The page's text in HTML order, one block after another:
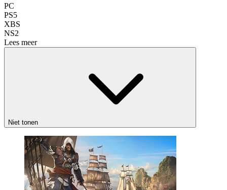
PC
PS5
XBS
NS2
Lees meer
Niet tonen